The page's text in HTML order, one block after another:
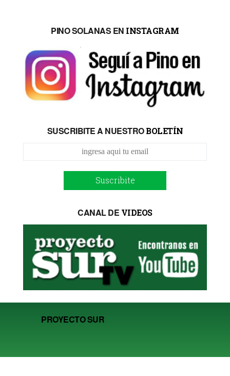
PINO SOLANAS EN INSTAGRAM
SUSCRIBITE A NUESTROBOLETÍN
Suscribite
CANAL DE VIDEOS
PROYECTO SUR